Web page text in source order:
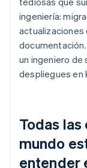
ingeniería:
actualizaciones
un ingeniero de
despliegues en
Todas
mundo
entender